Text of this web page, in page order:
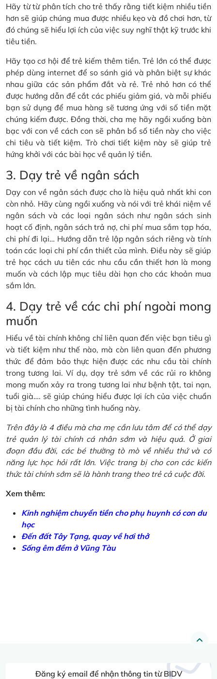
Hãy từ từ phân tích cho trẻ thấy rằng tiết kiệm nhiều tiền
hơn sẽ giúp chúng mua được nhiều kẹo và đồ chơi hơn, từ
đó chúng sẽ hiểu lợi ích của việc suy nghĩ thật kỹ trước khi
tiêu tiền.
Hãy tạo cơ hội để trẻ kiếm thêm tiền. Trẻ lớn có thể được
phép dùng internet để so sánh giá và phân biệt sự khác
nhau giữa các sản phẩm đắt và rẻ. Trẻ nhỏ hơn có thể
được hướng dẫn để cắt các phiếu giảm giá, và mỗi phiếu
bạn sử dụng để mua hàng sẽ tương ứng với số tiền mặt
chúng kiếm được. Đồng thời, cha mẹ hãy ngồi xuống bàn
bạc với con về cách con sẽ phân bổ số tiền này cho việc
chi tiêu và tiết kiệm. Trò chơi tiết kiệm này sẽ giúp trẻ
hứng khởi với các bài học về quản lý tiền.
3. Dạy trẻ về ngân sách
Dạy con về ngân sách được cho là hiệu quả nhất khi con
còn nhỏ. Hãy cùng ngồi xuống và nói với trẻ khái niệm về
ngân sách và các loại ngân sách như ngân sách sinh
hoạt cố định, ngân sách trả nợ, chi phí mua sắm tạp hóa,
chi phí đi lại… Hướng dẫn trẻ lập ngân sách riêng và tính
toán các loại chi phí cần thiết của mình. Điều này sẽ giúp
trẻ học cách ưu tiên các nhu cầu cần thiết hơn là mong
muốn và cách lập mục tiêu dài hạn cho các khoản mua
sắm lớn.
4. Dạy trẻ về các chi phí ngoài mong
muốn
Hiểu về tài chính không chỉ liên quan đến việc bạn tiêu gì
và tiết kiệm như thế nào, mà còn liên quan đến phương
thức để đảm bảo thực hiện được các nhu cầu tài chính
trong tương lai. Ví dụ, dạy trẻ sớm về các rủi ro không
mong muốn xảy ra trong tương lai như bệnh tật, tai nạn,
tuổi già…. sẽ giúp chúng hiểu được lợi ích của việc chuẩn
bị tài chính cho những tình huống này.
Trên đây là 4 điều mà cha mẹ cần lưu tâm để có thể dạy
trẻ quản lý tài chính cá nhân sớm và hiệu quả. Ở giai
đoạn đầu đời, các bé thường tò mò về nhiều thứ và có
năng lực học hỏi rất lớn. Việc trang bị cho con các kiến
thức tài chính sớm sẽ là hành trang theo trẻ cả cuộc đời.
Xem thêm:
Kinh nghiệm chuyển tiền cho phụ huynh có con du
học
Đến đất Tây Tạng, quay về hơi thở
Sống êm đềm ở Vũng Tàu
Đăng ký email để nhận thông tin từ BIDV